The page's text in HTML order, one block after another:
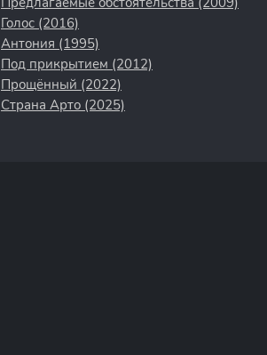
Голос (2016)
Антония (1995)
Под прикрытием (2012)
Прощённый (2022)
Страна Арто (2025)